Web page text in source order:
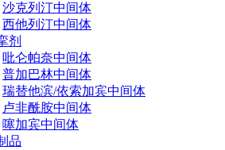
沙克列汀中间体
西他列汀中间体
剂
吡仑帕奈中间体
普加巴林中间体
瑞替他滨/依索加宾中间体
卢非酰胺中间体
噻加宾中间体
品